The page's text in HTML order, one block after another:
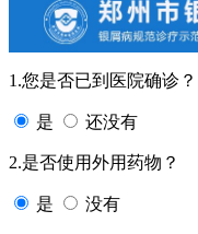
1.您是否已到医院确诊？
是 还没有
2.是否使用外用药物？
是 没有